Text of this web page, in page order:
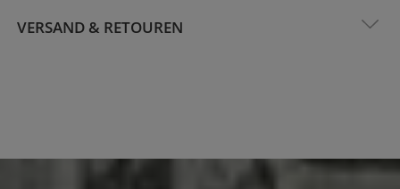
VERSAND & RETOUREN